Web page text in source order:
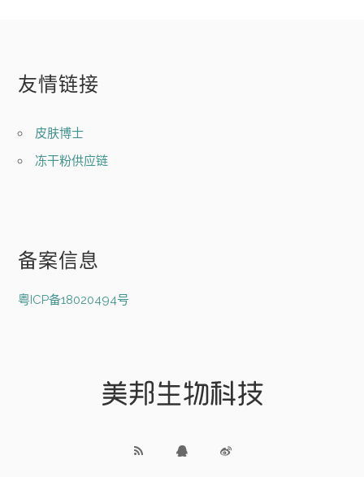
友情链接
皮肤博士
冻干粉供应链
备案信息
粤ICP备18020494号